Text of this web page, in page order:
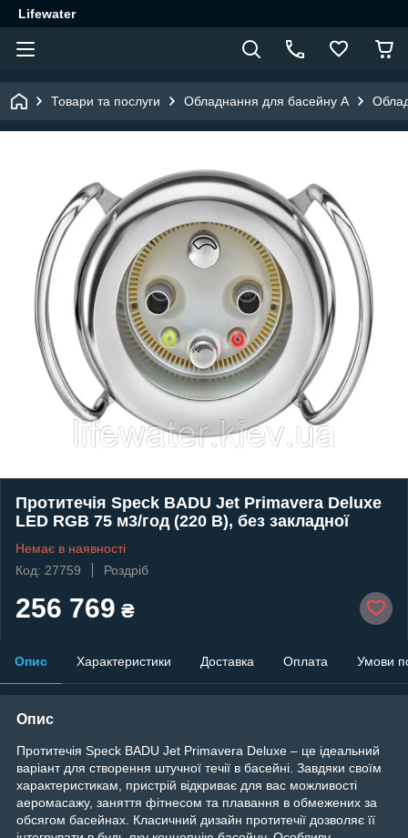
Lifewater
Товари та послуги Обладнання для басейну A
Протитечія Speck BADU Jet Primavera Deluxe
LED RGB 75 м3/год (220 В), без закладної
Немає в наявності
Код: 27759
Роздріб
256 769 ₴
Опис Характеристики Доставка Оплата Умови
Опис
Протитечія Speck BADU Jet Primavera Deluxe – це ідеальний
варіант для створення штучної течії в басейні. Завдяки своїм
характеристикам, пристрій відкриває для вас можливості
аеромасажу, заняття фітнесом та плавання в обмежених за
обсягом басейнах. Класичний дизайн протитечії дозволяє її